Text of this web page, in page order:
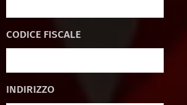
CODICE FISCALE
INDIRIZZO